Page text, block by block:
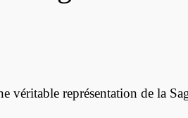
véritable représentation de la